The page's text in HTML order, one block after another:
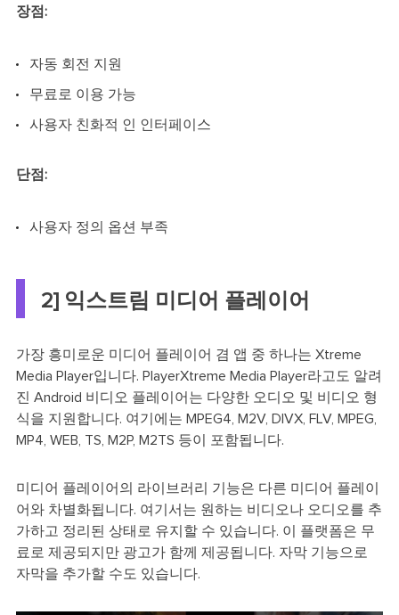
장점:
자동 회전 지원
무료로 이용 가능
사용자 친화적 인 인터페이스
단점:
사용자 정의 옵션 부족
2] 익스트림 미디어 플레이어
가장 흥미로운 미디어 플레이어 겸 앱 중 하나는 Xtreme
Media Player입니다. PlayerXtreme Media Player라고도 알려
진 Android 비디오 플레이어는 다양한 오디오 및 비디오 형
식을 지원합니다. 여기에는 MPEG4, M2V, DIVX, FLV, MPEG,
MP4, WEB, TS, M2P, M2TS 등이 포함됩니다.
미디어 플레이어의 라이브러리 기능은 다른 미디어 플레이
어와 차별화됩니다. 여기서는 원하는 비디오나 오디오를 추
가하고 정리된 상태로 유지할 수 있습니다. 이 플랫폼은 무
료로 제공되지만 광고가 함께 제공됩니다. 자막 기능으로
자막을 추가할 수도 있습니다.